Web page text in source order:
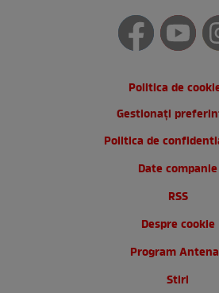
Politica de
Gestionați
Politica de
Date companie
RSS
Despre cookie
Program
Stiri